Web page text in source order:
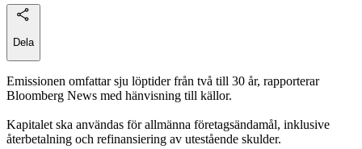
Dela
Emissionen omfattar sju löptider från två till 30 år, rapporterar
Bloomberg News med hänvisning till källor.
Kapitalet ska användas för allmänna företagsändamål, inklusive
återbetalning och refinansiering av utestående skulder.